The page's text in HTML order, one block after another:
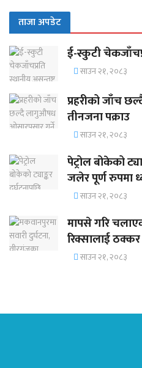
ताजा अपडेट
ई-स्कुटी
साउन २१, २०८३
प्रहरीको जाँच
तीनजना पक्राउ
साउन २१, २०८३
पेट्रोल बोकेको
जलेर पूर्ण रुपमा
साउन २१, २०८३
मापसे गरि
रिक्सालाई
साउन २१, २०८३